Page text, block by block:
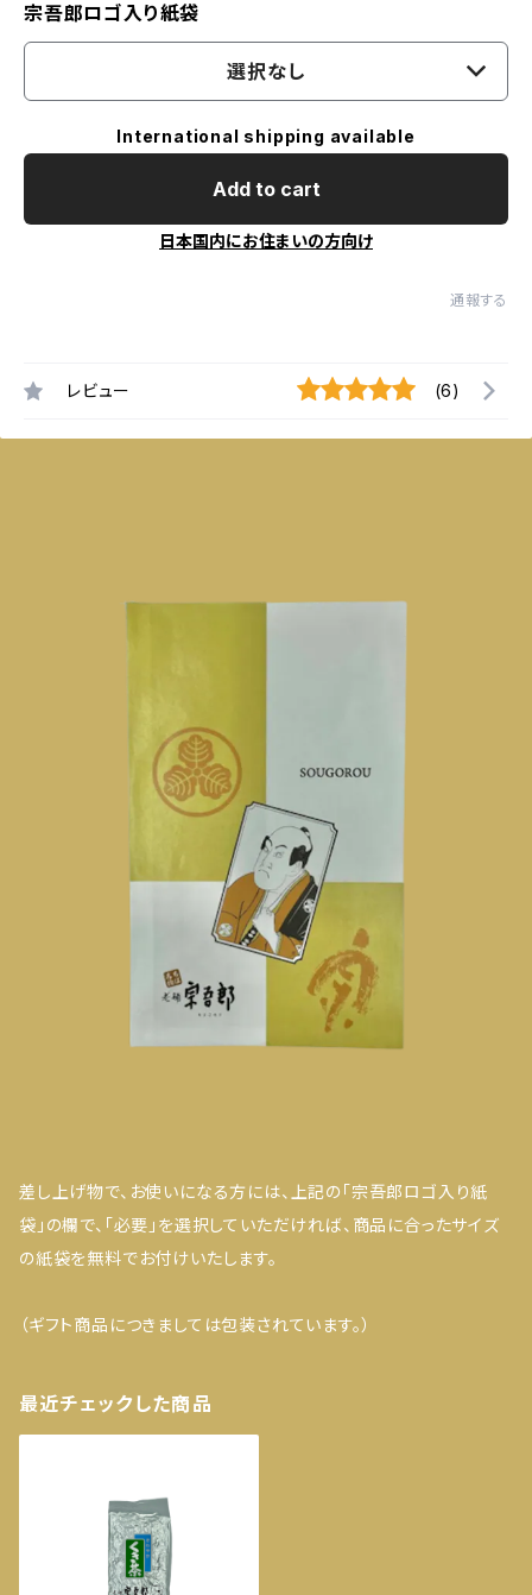
宗吾郎ロゴ入り紙袋
選択なし
International shipping available
Add to cart
日本国内にお住まいの方向け
通報する
レビュー (6)
差し上げ物で、お使いになる方には、上記の「宗吾郎ロゴ入り紙
袋」の欄で、「必要」を選択していただければ、商品に合ったサイズ
の紙袋を無料でお付けいたします。
（ギフト商品につきましては包装されています。）
最近チェックした商品